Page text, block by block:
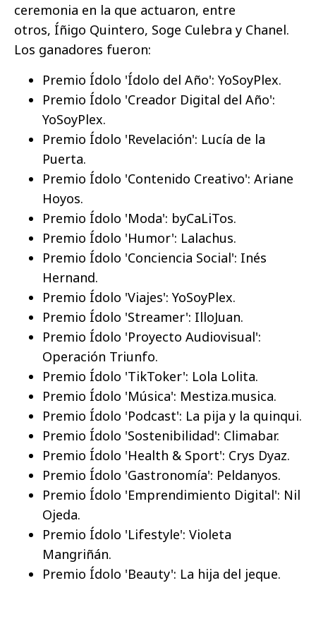
ceremonia en la que actuaron, entre
otros, Íñigo Quintero, Soge Culebra y Chanel.
Los ganadores fueron:
Premio Ídolo 'Ídolo del Año': YoSoyPlex.
Premio Ídolo 'Creador Digital del Año':
YoSoyPlex.
Premio Ídolo 'Revelación': Lucía de la
Puerta.
Premio Ídolo 'Contenido Creativo': Ariane
Hoyos.
Premio Ídolo 'Moda': byCaLiTos.
Premio Ídolo 'Humor': Lalachus.
Premio Ídolo 'Conciencia Social': Inés
Hernand.
Premio Ídolo 'Viajes': YoSoyPlex.
Premio Ídolo 'Streamer': IlloJuan.
Premio Ídolo 'Proyecto Audiovisual':
Operación Triunfo.
Premio Ídolo 'TikToker': Lola Lolita.
Premio Ídolo 'Música': Mestiza.musica.
Premio Ídolo 'Podcast': La pija y la quinqui.
Premio Ídolo 'Sostenibilidad': Climabar.
Premio Ídolo 'Health & Sport': Crys Dyaz.
Premio Ídolo 'Gastronomía': Peldanyos.
Premio Ídolo 'Emprendimiento Digital': Nil
Ojeda.
Premio Ídolo 'Lifestyle': Violeta
Mangriñán.
Premio Ídolo 'Beauty': La hija del jeque.